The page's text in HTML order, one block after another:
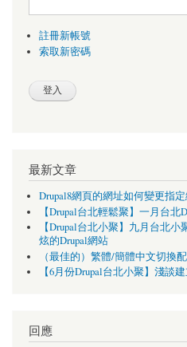
註冊新帳號
索取新密碼
最新文章
Drupal8網頁的網址如何變更指
【Drupal台北輕鬆聚】一月台北
【Drupal台北小聚】九月台北小
炫的Drupal網站
（最佳的）繁體/簡體中文切換
【6月份Drupal台北小聚】淺談
回應